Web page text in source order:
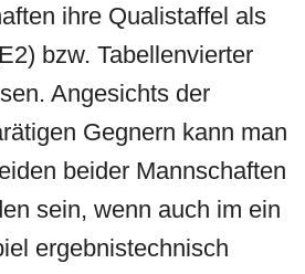
ihre Qualistaffel als
bzw. Tabellenvierter
Angesichts der
Gegnern kann man
beider Mannschaften
sein, wenn auch im ein
ergebnistechnisch